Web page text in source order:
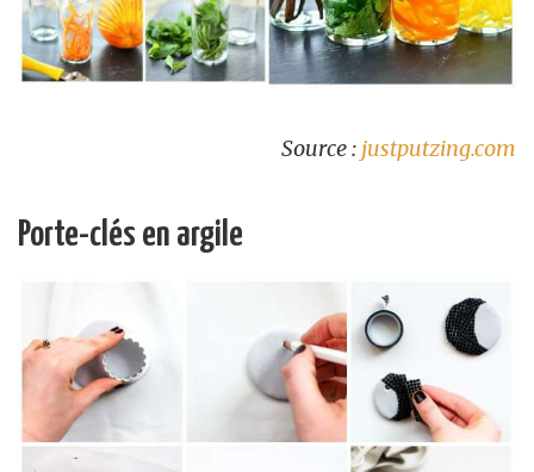
Source : justputzing.com
Porte-clés en argile